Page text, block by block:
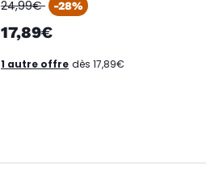
24,99€ -28%
17,89€
1 autre offre dès 17,89€